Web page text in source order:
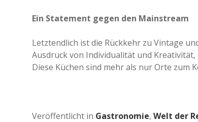
Ein Statement gegen den Mainstream
Letztendlich ist die Rückkehr zu Vintage
Ausdruck von Individualität und
Diese Küchen sind mehr als nur Orte zum
Veröffentlicht in Gastronomie, Welt der